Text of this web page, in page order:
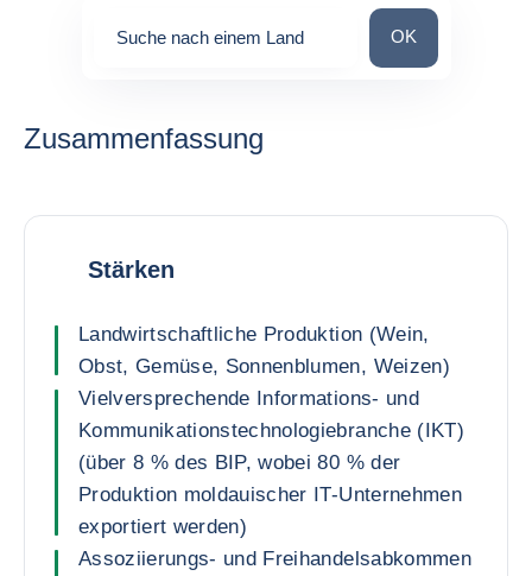
Suche nach einem Land Suche nach
OK
Zusammenfassung
Stärken
Landwirtschaftliche Produktion (Wein,
Obst, Gemüse, Sonnenblumen, Weizen)
Vielversprechende Informations- und
Kommunikationstechnologiebranche (IKT)
(über 8 % des BIP, wobei 80 % der
Produktion moldauischer IT-Unternehmen
exportiert werden)
Assoziierungs- und Freihandelsabkommen